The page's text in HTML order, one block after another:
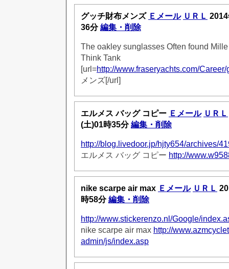
グッチ財布メンズ Ｅメール ＵＲＬ
36分編集・削除
The oakley sunglasses Often found
Think Tank
[url=http://www.fraseryachts.com/
メンズ[/url]
エルメス バッグ コピー Ｅメール ＵＲＬ
(土)01時35分編集・削除
http://blog.livedoor.jp/hjty654/archives/
エルメス バッグ コピー http://
nike scarpe air max Ｅメール ＵＲＬ
時58分編集・削除
http://www.stickerenzo.nl/Google/
nike scarpe air max http://
admin/js/index.asp